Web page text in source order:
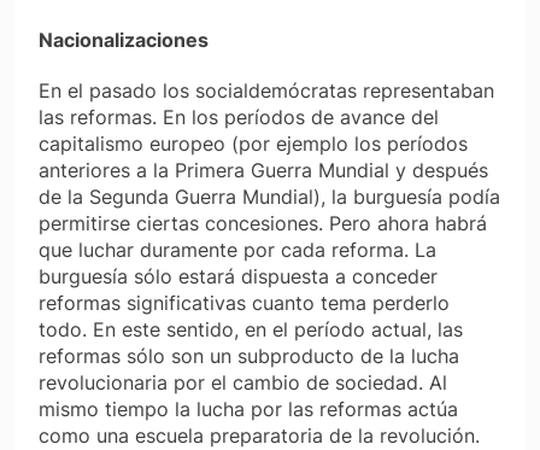
Nacionalizaciones
En el pasado los socialdemócratas representaban
las reformas. En los períodos de avance del
capitalismo europeo (por ejemplo los períodos
anteriores a la Primera Guerra Mundial y después
de la Segunda Guerra Mundial), la burguesía podía
permitirse ciertas concesiones. Pero ahora habrá
que luchar duramente por cada reforma. La
burguesía sólo estará dispuesta a conceder
reformas significativas cuanto tema perderlo
todo. En este sentido, en el período actual, las
reformas sólo son un subproducto de la lucha
revolucionaria por el cambio de sociedad. Al
mismo tiempo la lucha por las reformas actúa
como una escuela preparatoria de la revolución.